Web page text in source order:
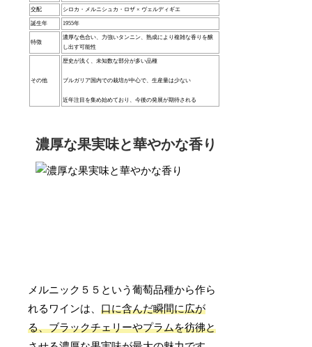
交配 シロカ・メルニシュカ・ロザ × ヴェルディギエ
誕生年 1955年
特徴
濃厚な色合い、力強いタンニン、熟成により複雑な香りを醸
し出す可能性
その他
歴史が浅く、未知数な部分が多い品種
ブルガリア国内での栽培が中心で、生産量は少ない
近年注目を集め始めており、今後の発展が期待される
濃厚な果実味と華やかな香り
メルニック５５という葡萄品種から作ら
れるワインは、口に含んだ瞬間に広が
る、ブラックチェリーやプラムを彷彿と